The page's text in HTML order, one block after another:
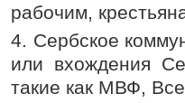
рабочим,
4. Сербское
или вхождения
такие как МВФ,